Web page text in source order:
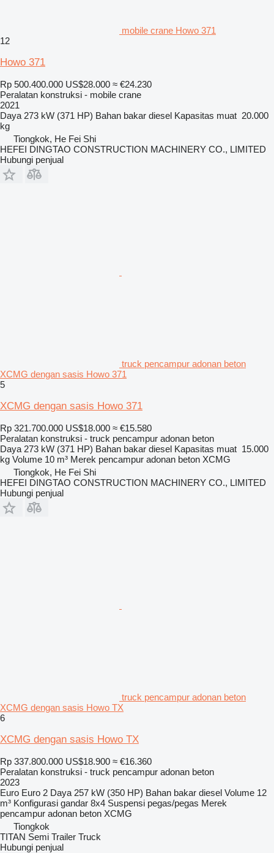
mobile crane Howo 371
12
Howo 371
Rp 500.400.000 US$28.000 ≈ €24.230
Peralatan konstruksi - mobile crane
2021
Daya 273 kW (371 HP) Bahan bakar diesel Kapasitas muat 20.000
kg
Tiongkok, He Fei Shi
HEFEI DINGTAO CONSTRUCTION MACHINERY CO., LIMITED
Hubungi penjual
truck pencampur adonan beton
XCMG dengan sasis Howo 371
5
XCMG dengan sasis Howo 371
Rp 321.700.000 US$18.000 ≈ €15.580
Peralatan konstruksi - truck pencampur adonan beton
Daya 273 kW (371 HP) Bahan bakar diesel Kapasitas muat 15.000
kg Volume 10 m³ Merek pencampur adonan beton XCMG
Tiongkok, He Fei Shi
HEFEI DINGTAO CONSTRUCTION MACHINERY CO., LIMITED
Hubungi penjual
truck pencampur adonan beton
XCMG dengan sasis Howo TX
6
XCMG dengan sasis Howo TX
Rp 337.800.000 US$18.900 ≈ €16.360
Peralatan konstruksi - truck pencampur adonan beton
2023
Euro Euro 2 Daya 257 kW (350 HP) Bahan bakar diesel Volume 12
m³ Konfigurasi gandar 8x4 Suspensi pegas/pegas Merek
pencampur adonan beton XCMG
Tiongkok
TITAN Semi Trailer Truck
Hubungi penjual